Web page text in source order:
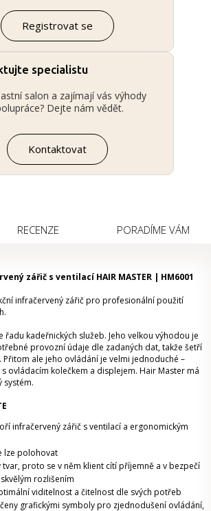
Registrovat se
specialistu
salon a zajímají vás výhody
Dejte nám vědět.
Kontaktovat
RECENZE PORADÍME VÁM
zářič s ventilací HAIR MASTER | HM6001
infračervený zářič pro profesionální použití
řadu kadeřnických služeb. Jeho velkou výhodou je
provozní údaje dle zadaných dat, takže šetří
Přitom ale jeho ovládání je velmi jednoduché –
ovládacím kolečkem a displejem. Hair Master má
systém.
infračervený zářič s ventilací a ergonomickým
lze polohovat
proto se v něm klient cítí příjemně a v bezpečí
rozlišením
viditelnost a čitelnost dle svých potřeb
grafickými symboly pro zjednodušení ovládání,